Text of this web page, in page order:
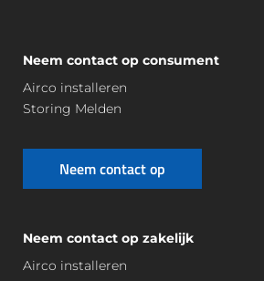
Neem contact op consument
Airco installeren
Storing Melden
Neem contact op
Neem contact op zakelijk
Airco installeren